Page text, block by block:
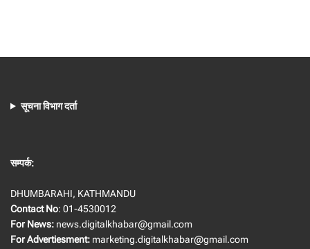
सूचना विभाग दर्ता
सम्पर्क:
DHUMBARAHI, KATHMANDU
Contact No: 01-4530012
For News: news.digitalkhabar@gmail.com
For Advertiesment: marketing.digitalkhabar@gmail.com